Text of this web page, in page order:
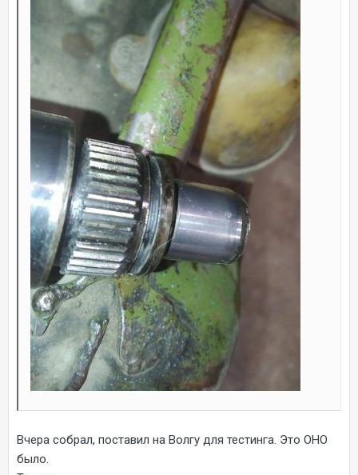
Вчера собрал, поставил на Волгу для тестинга. Это ОНО
было.